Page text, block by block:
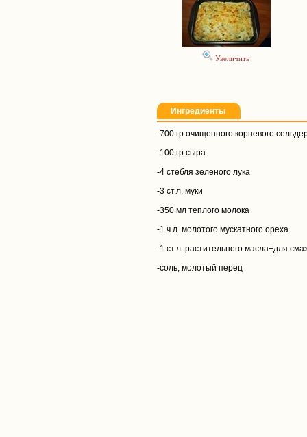
Увеличить
Ингредиенты
-700 гр очищенного корневого
-100 гр сыра
-4 стебля зеленого лука
-3 ст.л. муки
-350 мл теплого молока
-1 ч.л. молотого мускатного ореха
-1 ст.л. растительного масла+для
-соль, молотый перец